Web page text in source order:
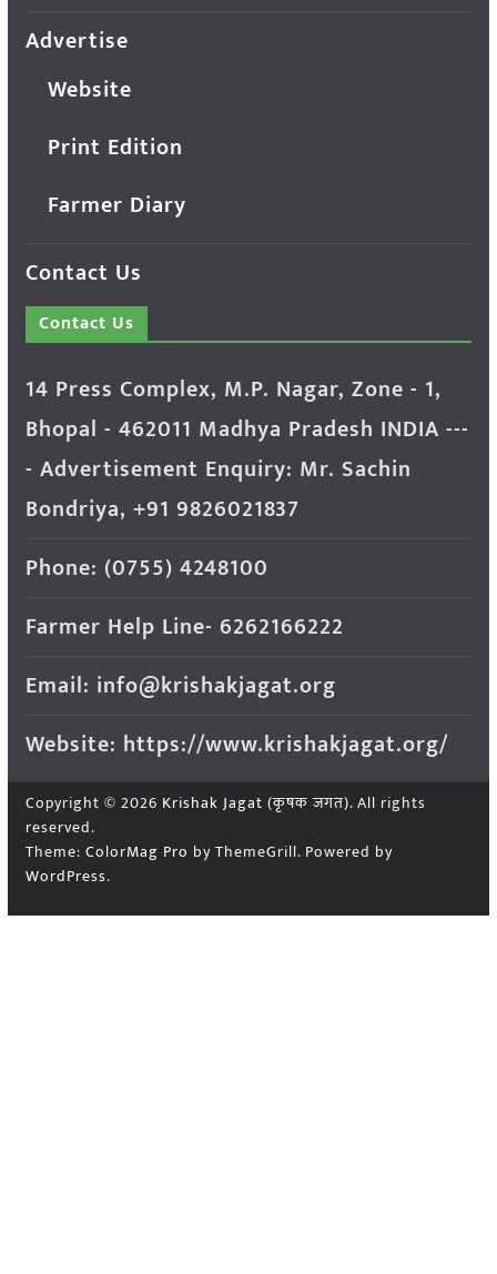
Advertise
Website
Print Edition
Farmer Diary
Contact Us
Contact Us
14 Press Complex, M.P. Nagar, Zone - 1,
Bhopal - 462011 Madhya Pradesh INDIA ---
- Advertisement Enquiry: Mr. Sachin
Bondriya, +91 9826021837
Phone: (0755) 4248100
Farmer Help Line- 6262166222
Email: info@krishakjagat.org
Website: https://www.krishakjagat.org/
Copyright © 2026 Krishak Jagat (कृषक जगत). All rights
reserved.
Theme: ColorMag Pro by ThemeGrill. Powered by
WordPress.